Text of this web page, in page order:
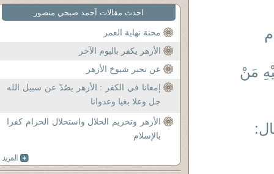
مَنْ
احدث مقالات آحمد صبحي منصور
محنة نهاية العمر
الأزهر يكفر باليوم الآخر
عن تجبر شيوخ الأزهر
إمعانا في الكفر : الأزهر يصُدّ عن سبيل الله
جل وعلا بغيا وعدوانا
الأزهر وتحريم الحلال واستحلال الحرام كفرا
بالإسلام